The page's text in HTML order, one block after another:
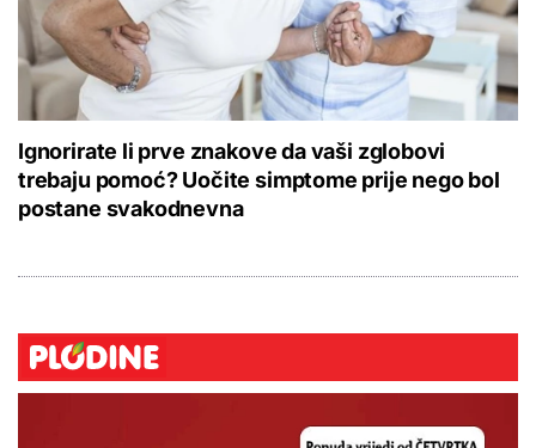
Ignorirate li prve znakove da vaši zglobovi
trebaju pomoć? Uočite simptome prije nego bol
postane svakodnevna